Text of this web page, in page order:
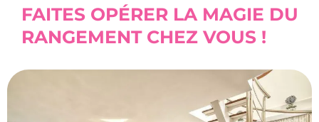
FAITES OPÉRER LA MAGIE DU
RANGEMENT CHEZ VOUS !